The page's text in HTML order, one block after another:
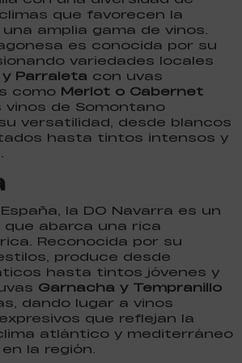
que favorecen la
amplia gama de vinos.
es conocida por su
variedades locales
Parraleta con uvas
como Merlot o Cabernet
vinos de Somontano
versatilidad, desde blancos
hasta tintos intensos y
la DO Navarra es un
que abarca una rica
Reconocida por su
produce desde
hasta tintos jóvenes y
Garnacha y Tempranillo
dando lugar a vinos
que reflejan la
atlántico y mediterráneo
la región.